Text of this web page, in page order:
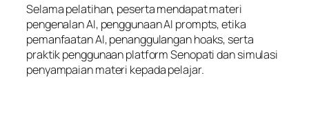
Selama pelatihan, peserta mendapat materi
pengenalan AI, penggunaan AI prompts, etika
pemanfaatan AI, penanggulangan hoaks, serta
praktik penggunaan platform Senopati dan simulasi
penyampaian materi kepada pelajar.